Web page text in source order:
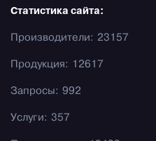
Статистика сайта:
Производители: 23157
Продукция: 12617
Запросы: 992
Услуги: 357